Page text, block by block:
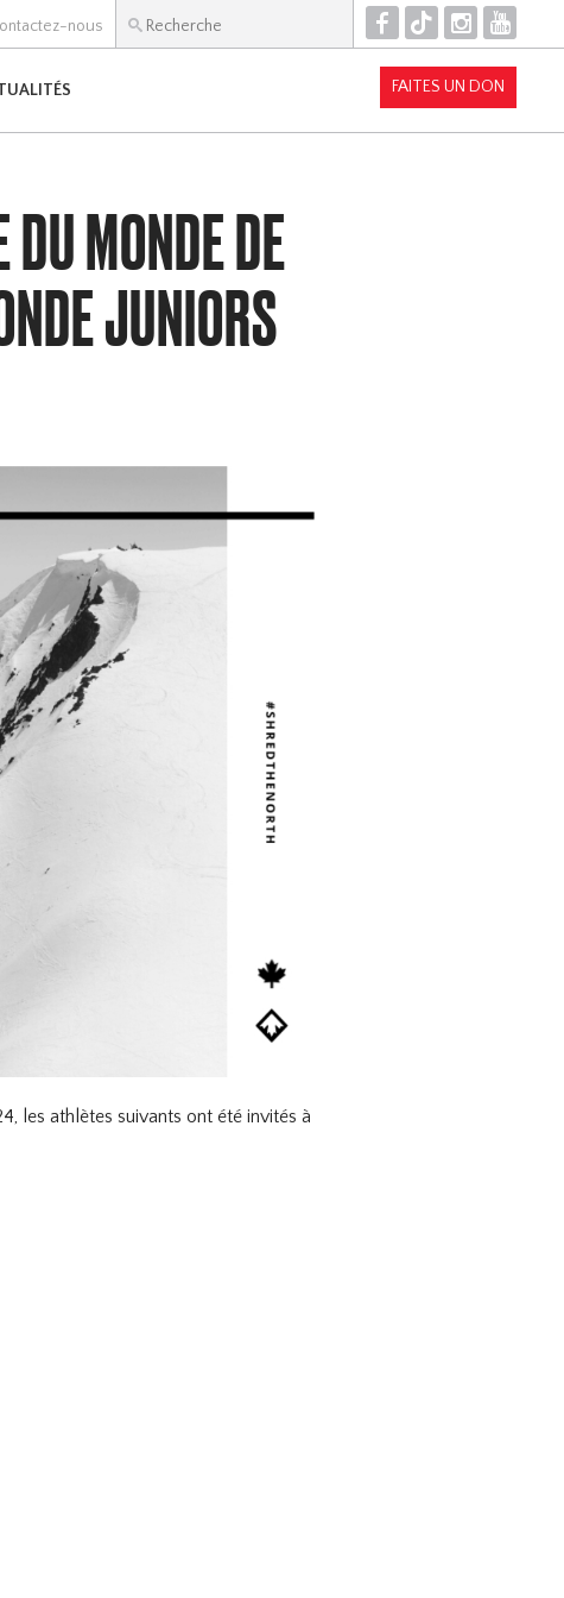
nous F T I Y
FAITES UN DON
MONDE DE
JUNIORS
les athlètes suivants ont été invités à